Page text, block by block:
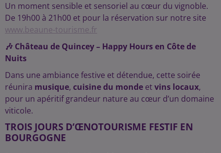
Un moment sensible et sensoriel au cœur du vignoble.
De 19h00 à 21h00 et pour la réservation sur notre site
www.beaune-tourisme.fr
🎶 Château de Quincey – Happy Hours en Côte de
Nuits
Dans une ambiance festive et détendue, cette soirée
réunira musique, cuisine du monde etvins locaux,
pour un apéritif grandeur nature au cœur d’un domaine
viticole.
TROIS JOURS D’ŒNOTOURISME FESTIF EN
BOURGOGNE